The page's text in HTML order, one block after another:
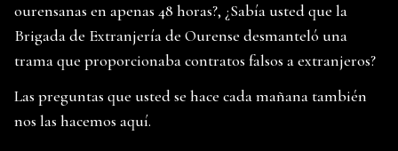
ourensanas en apenas 48 horas?, ¿Sabía usted que la
Brigada de Extranjería de Ourense desmanteló una
trama que proporcionaba contratos falsos a extranjeros?
Las preguntas que usted se hace cada mañana también
nos las hacemos aquí.